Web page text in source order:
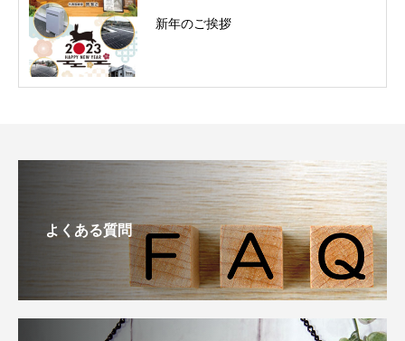
新年のご挨拶
よくある質問